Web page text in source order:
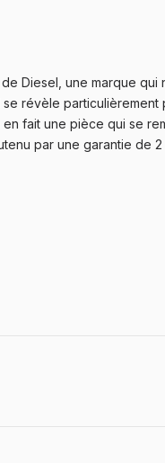
Diesel, une marque
révèle
fait une pièce qui se
par une garantie de 2